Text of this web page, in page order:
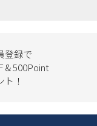
登録で
& 500Point
ト！